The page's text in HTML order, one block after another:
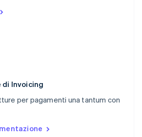
Invoicing
per pagamenti una tantum con
中文